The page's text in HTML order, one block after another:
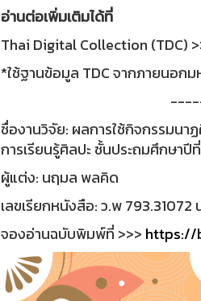
อ่านต่อเพิ่มเติมได้ที่
Thai Digital Collection (TDC)
*ใช้ฐานข้อมูล TDC จากภายนอกม
ชื่องานวิจัย: ผลการใช้กิจกรรมนา
การเรียนรู้ศิลปะ ชั้นประถมศึกษาปี
ผู้แต่ง: นฤมล พลคิด
เลขเรียกหนังสือ: ว.พ 793.31072
จองอ่านฉบับพิมพ์ที่ >>> https://